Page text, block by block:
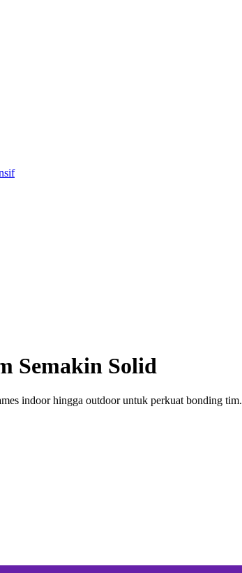
Semakin Solid
indoor hingga outdoor untuk perkuat bonding tim.